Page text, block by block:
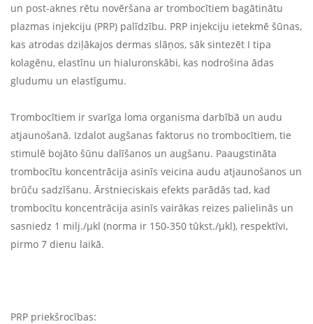
un post-aknes rētu novēršana ar trombocītiem bagātinātu
plazmas injekciju (PRP) palīdzību. PRP injekciju ietekmē šūnas,
kas atrodas dziļākajos dermas slāņos, sāk sintezēt I tipa
kolagēnu, elastīnu un hialuronskābi, kas nodrošina ādas
gludumu un elastīgumu.
Trombocītiem ir svarīga loma organisma darbībā un audu
atjaunošanā. Izdalot augšanas faktorus no trombocītiem, tie
stimulē bojāto šūnu dalīšanos un augšanu. Paaugstināta
trombocītu koncentrācija asinīs veicina audu atjaunošanos un
brūču sadzīšanu. Ārstnieciskais efekts parādās tad, kad
trombocītu koncentrācija asinīs vairākas reizes palielinās un
sasniedz 1 milj./µkl (norma ir 150-350 tūkst./µkl), respektīvi,
pirmo 7 dienu laikā.
PRP priekšrocības: